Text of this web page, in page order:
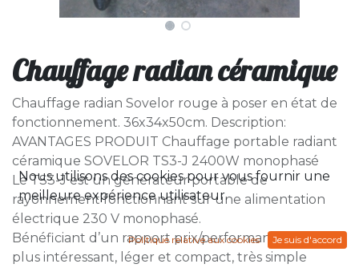
Chauffage radian céramique
Chauffage radian Sovelor rouge à poser en état de
fonctionnement. 36x34x50cm. Description:
AVANTAGES PRODUIT Chauffage portable radiant
céramique SOVELOR TS3-J 2400W monophasé
Le TS3-J est un générateur portable de
rayonnement fonctionnant sur une alimentation
électrique 230 V monophasé.
Bénéficiant d’un rapport prix/performances des
plus intéressant, léger et compact, très simple
Nous utilisons des cookies pour vous fournir une
meilleure expérience utilisateur.
Politique relative aux cookies Je suis d'accord